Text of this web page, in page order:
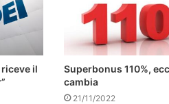
il
Superbonus 110%,
cambia
21/11/2022